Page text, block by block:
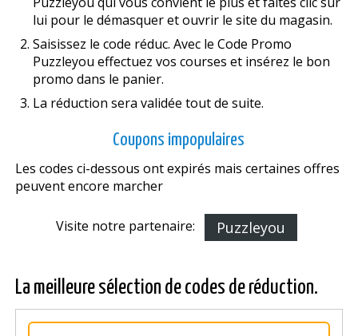
lui pour le démasquer et ouvrir le site du magasin.
Saisissez le code réduc. Avec le Code Promo
Puzzleyou effectuez vos courses et insérez le bon
promo dans le panier.
La réduction sera validée tout de suite.
Coupons impopulaires
Les codes ci-dessous ont expirés mais certaines offres
peuvent encore marcher
Visite notre partenaire: Puzzleyou
La meilleure sélection de codes de réduction.